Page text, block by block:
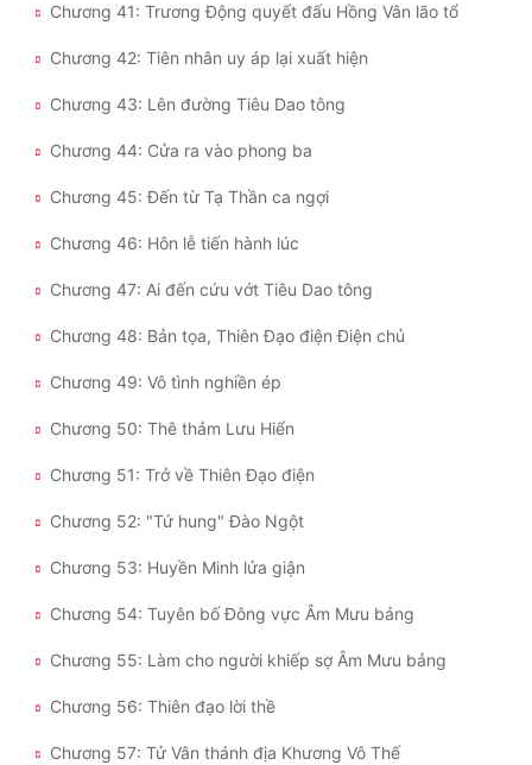
Đẹp Hiệp
Chương 41: Trương Động quyết đấu Hồng Vân lão tổ
Chương 42: Tiên nhân uy áp lại xuất hiện
Chương 43: Lên đường Tiêu Dao tông
Chương 44: Cửa ra vào phong ba
Chương 45: Đến từ Tạ Thần ca ngợi
Chương 46: Hôn lễ tiến hành lúc
Chương 47: Ai đến cứu vớt Tiêu Dao tông
Chương 48: Bản tọa, Thiên Đạo điện Điện chủ
Chương 49: Vô tình nghiền ép
Chương 50: Thê thảm Lưu Hiển
Chương 51: Trở về Thiên Đạo điện
Chương 52: "Tứ hung" Đào Ngột
Chương 53: Huyền Minh lửa giận
Chương 54: Tuyên bố Đông vực Âm Mưu bảng
Chương 55: Làm cho người khiếp sợ Âm Mưu bảng
Chương 56: Thiên đạo lời thề
Chương 57: Tử Vân thánh địa Khương Vô Thế